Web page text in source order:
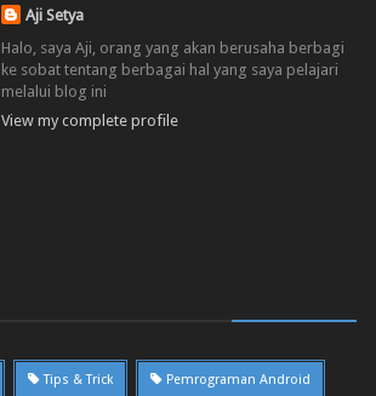
Aji Setya
Halo, saya Aji, orang yang akan berusaha berbagi
ke sobat tentang berbagai hal yang saya pelajari
melalui blog ini
View my complete profile
Tips & Trick Pemrograman Android